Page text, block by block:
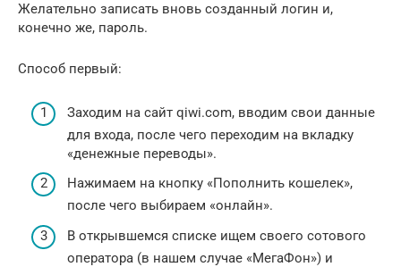
Желательно записать вновь созданный логин и,
конечно же, пароль.
Способ первый:
Заходим на сайт qiwi.com, вводим свои данные
для входа, после чего переходим на вкладку
«денежные переводы».
Нажимаем на кнопку «Пополнить кошелек»,
после чего выбираем «онлайн».
В открывшемся списке ищем своего сотового
оператора (в нашем случае «МегаФон») и